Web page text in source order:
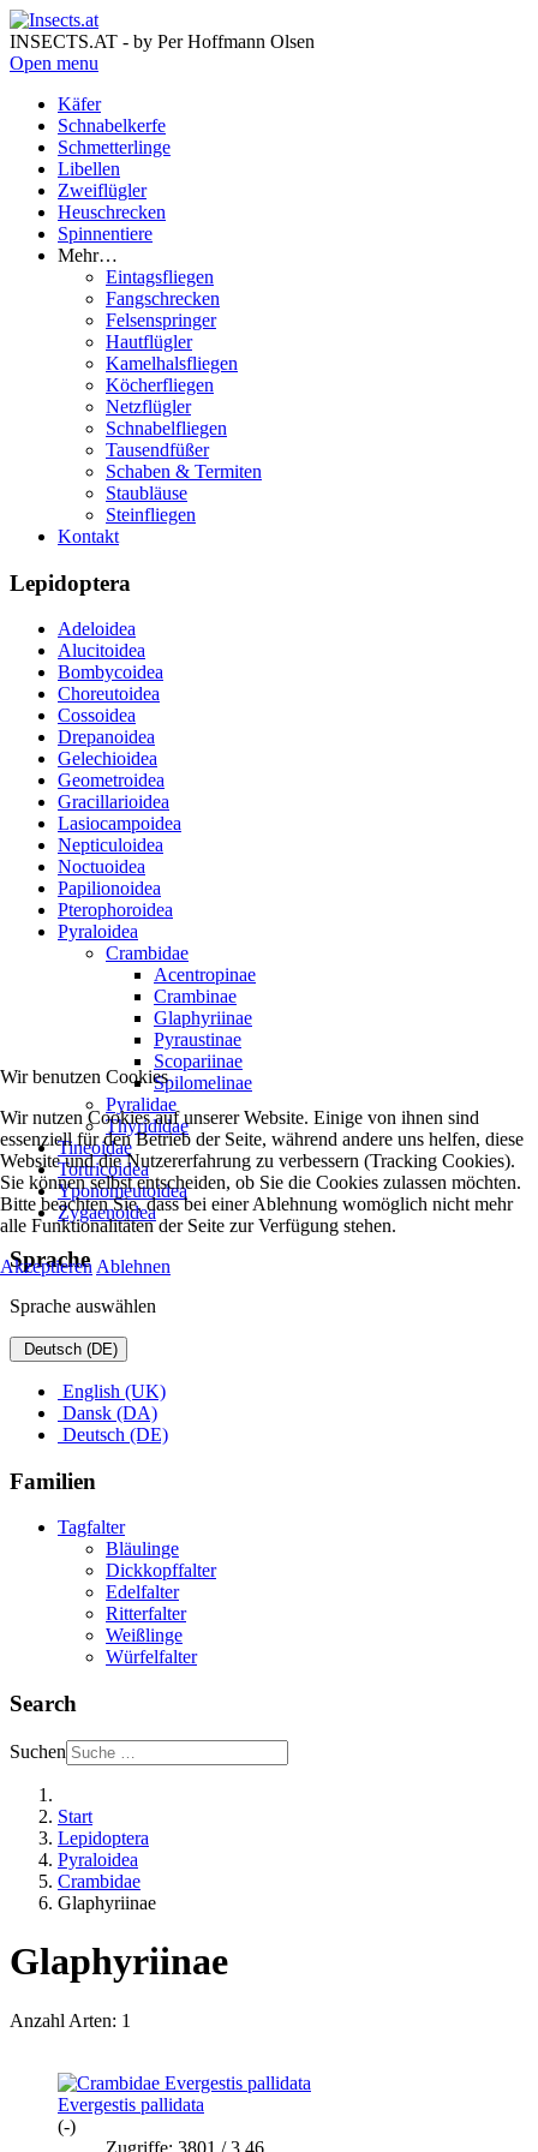
INSECTS.AT - by Per Hoffmann Olsen
Open menu
Käfer
Schnabelkerfe
Schmetterlinge
Libellen
Zweiflügler
Heuschrecken
Spinnentiere
Mehr…
Eintagsfliegen
Fangschrecken
Felsenspringer
Hautflügler
Kamelhalsfliegen
Köcherfliegen
Netzflügler
Schnabelfliegen
Tausendfüßer
Schaben & Termiten
Staubläuse
Steinfliegen
Kontakt
Lepidoptera
Adeloidea
Alucitoidea
Bombycoidea
Choreutoidea
Cossoidea
Drepanoidea
Gelechioidea
Geometroidea
Gracillarioidea
Lasiocampoidea
Nepticuloidea
Noctuoidea
Papilionoidea
Pterophoroidea
Pyraloidea
Crambidae
Acentropinae
Crambinae
Glaphyriinae
Pyraustinae
Scopariinae
Spilomelinae
Pyralidae
Thyrididae
Tineoidae
Tortricoidea
Yponomeutoidea
Zygaenoidea
Sprache
Sprache auswählen
Deutsch (DE)
English (UK)
Dansk (DA)
Deutsch (DE)
Familien
Tagfalter
Bläulinge
Dickkopffalter
Edelfalter
Ritterfalter
Weißlinge
Würfelfalter
Search
Suchen
Start
Lepidoptera
Pyraloidea
Crambidae
Glaphyriinae
Glaphyriinae
Anzahl Arten: 1
Evergestis pallidata
(-)
Zugriffe: 3801 / 3.46
Wir benutzen Cookies
Wir nutzen Cookies auf unserer Website. Einige von ihnen sind
essenziell für den Betrieb der Seite, während andere uns helfen, diese
Website und die Nutzererfahrung zu verbessern (Tracking Cookies).
Sie können selbst entscheiden, ob Sie die Cookies zulassen möchten.
Bitte beachten Sie, dass bei einer Ablehnung womöglich nicht mehr
alle Funktionalitäten der Seite zur Verfügung stehen.
Akzeptieren Ablehnen